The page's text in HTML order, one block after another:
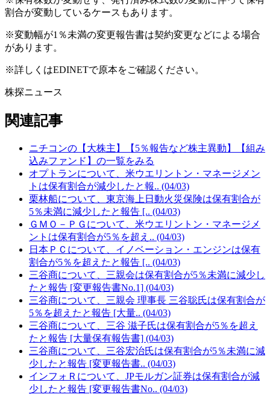
割合が変動しているケースもあります。
※変動幅が1％未満の変更報告書は契約変更などによる場合
があります。
※詳しくはEDINETで原本をご確認ください。
株探ニュース
関連記事
ニチコンの【大株主】【5％報告など株主異動】【組み
込みファンド】の一覧をみる
オプトランについて、米ウエリントン・マネージメン
トは保有割合が減少したと報.. (04/03)
栗林船について、東京海上日動火災保険は保有割合が
5％未満に減少したと報告 [.. (04/03)
ＧＭＯ－ＰＧについて、米ウエリントン・マネージメ
ントは保有割合が5％を超え.. (04/03)
日本ＰＣについて、イノベーション・エンジンは保有
割合が5％を超えたと報告 [.. (04/03)
三谷商について、三親会は保有割合が5％未満に減少し
たと報告 [変更報告書No.1] (04/03)
三谷商について、三親会 理事長 三谷聡氏は保有割合が
5％を超えたと報告 [大量.. (04/03)
三谷商について、三谷 滋子氏は保有割合が5％を超え
たと報告 [大量保有報告書] (04/03)
三谷商について、三谷宏治氏は保有割合が5％未満に減
少したと報告 [変更報告書.. (04/03)
インフォＲについて、JPモルガン証券は保有割合が減
少したと報告 [変更報告書No.. (04/03)